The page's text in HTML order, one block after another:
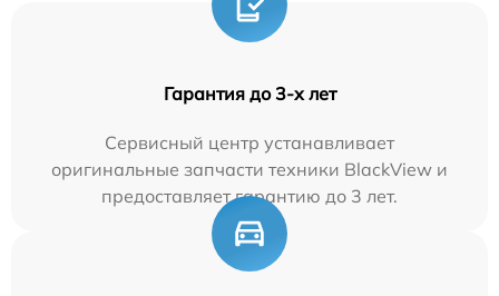
Гарантия до 3-х лет
Сервисный центр устанавливает
оригинальные запчасти техники BlackView и
предоставляет гарантию до 3 лет.